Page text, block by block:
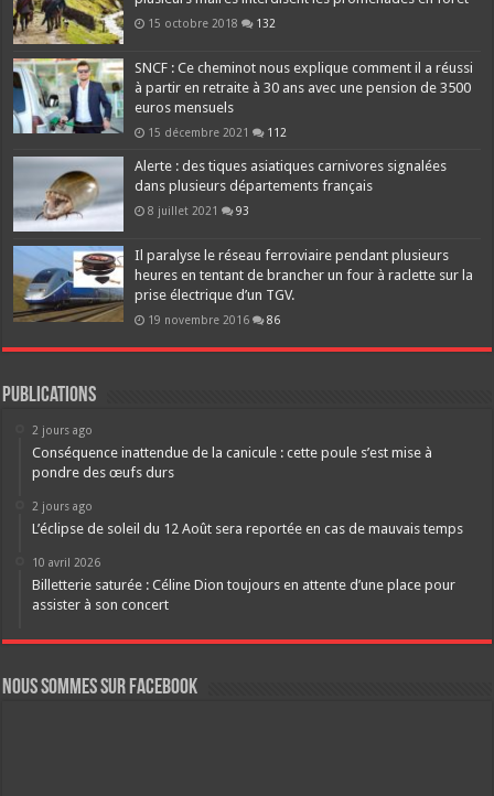
15 octobre 2018 132
SNCF : Ce cheminot nous explique comment il a réussi
à partir en retraite à 30 ans avec une pension de 3500
euros mensuels
15 décembre 2021 112
Alerte : des tiques asiatiques carnivores signalées
dans plusieurs départements français
8 juillet 2021 93
Il paralyse le réseau ferroviaire pendant plusieurs
heures en tentant de brancher un four à raclette sur la
prise électrique d’un TGV.
19 novembre 2016 86
Publications
2 jours ago
Conséquence inattendue de la canicule : cette poule s’est mise à
pondre des œufs durs
2 jours ago
L’éclipse de soleil du 12 Août sera reportée en cas de mauvais temps
10 avril 2026
Billetterie saturée : Céline Dion toujours en attente d’une place pour
assister à son concert
Nous sommes sur FaceBook